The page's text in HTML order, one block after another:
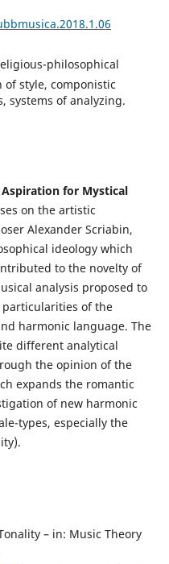
philosophical
style, componistic
systems of analyzing.
Aspiration for Mystical
on the artistic
Alexander Scriabin,
ideology which
to the novelty of
analysis proposed to
particularities of the
harmonic language. The
different analytical
the opinion of the
expands the romantic
of new harmonic
types, especially the
– in: Music Theory